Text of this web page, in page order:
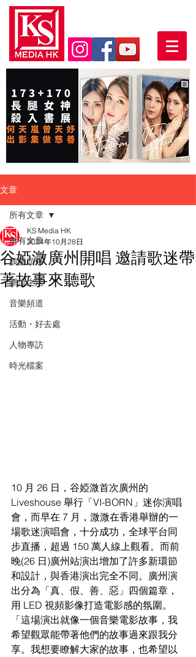
文章
所有文章
娛樂頭條
潮流生活
音樂頻道
活動・好去處
人物專訪
時光檔案
所有文章
谷婭溦廣州開唱 邀請歌迷帶
著故事來聽歌
KS Media HK
2024年10月28日
10 月 26 日，谷婭溦首次廣州的
Liveshouse 舉行「VI-BORN」迷你演唱
會，而早在 7 月，溦溦在香港舉辦的一
場歌迷演唱會，十分成功，全球平台同
步直播，超過 150 萬人線上觀看。而前
晚(26 日)廣州站演出增加了許多新環節
和設計，與香港演出完全不同。廣州演
出分為「真、假、善、惡」四個篇章，
用 LED 視頻影像打造電影感的氛圍。
「這場演出就像一個音樂電影故事，我
希望觀眾能帶著他們的故事過來跟我分
享。我想要瞭解大家的故事，也希望以